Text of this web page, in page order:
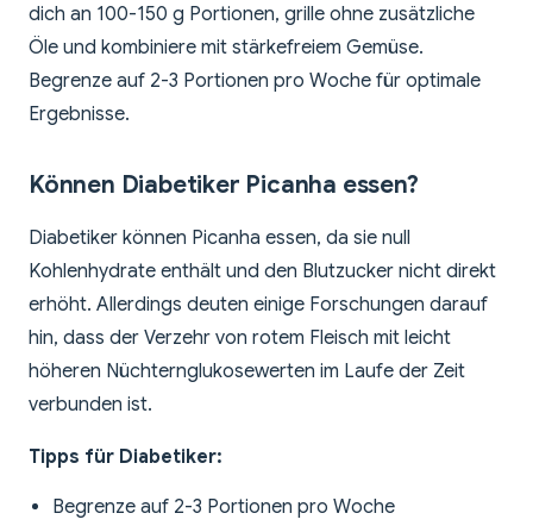
dich an 100-150 g Portionen, grille ohne zusätzliche
Öle und kombiniere mit stärkefreiem Gemüse.
Begrenze auf 2-3 Portionen pro Woche für optimale
Ergebnisse.
Können Diabetiker Picanha essen?
Diabetiker können Picanha essen, da sie null
Kohlenhydrate enthält und den Blutzucker nicht direkt
erhöht. Allerdings deuten einige Forschungen darauf
hin, dass der Verzehr von rotem Fleisch mit leicht
höheren Nüchternglukosewerten im Laufe der Zeit
verbunden ist.
Tipps für Diabetiker:
Begrenze auf 2-3 Portionen pro Woche